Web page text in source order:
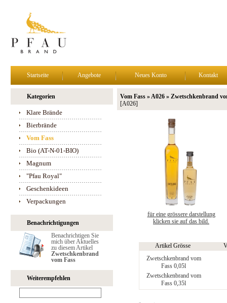
Startseite Angebote Neues Konto Kontakt
Kategorien
Klare Brände
Bierbrände
Vom Fass
Bio (AT-N-01-BIO)
Magnum
"Pfau Royal"
Geschenkideen
Verpackungen
Benachrichtigungen
Benachrichtigen Sie
mich über Aktuelles
zu diesem Artikel
Zwetschkenbrand
vom Fass
Weiterempfehlen
Vom Fass » A026 » Zwetschkenbrand
[A026]
für eine grössere darstellung
klicken sie auf das bild.
Artikel Grösse
Zwetschkenbrand vom
Fass 0,05l
Zwetschkenbrand vom
Fass 0,35l